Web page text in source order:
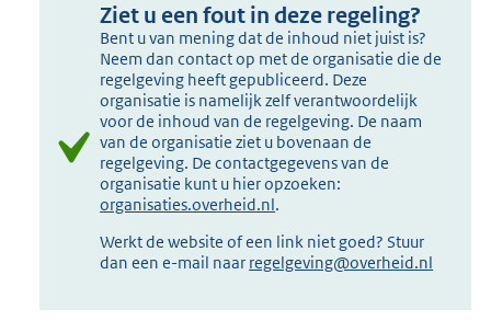
Ziet u een fout in deze regeling?
Bent u van mening dat de inhoud niet juist is?
Neem dan contact op met de organisatie die de
regelgeving heeft gepubliceerd. Deze
organisatie is namelijk zelf verantwoordelijk
voor de inhoud van de regelgeving. De naam
van de organisatie ziet u bovenaan de
regelgeving. De contactgegevens van de
organisatie kunt u hier opzoeken:
organisaties.overheid.nl.
Werkt de website of een link niet goed? Stuur
dan een e-mail naar regelgeving@overheid.nl